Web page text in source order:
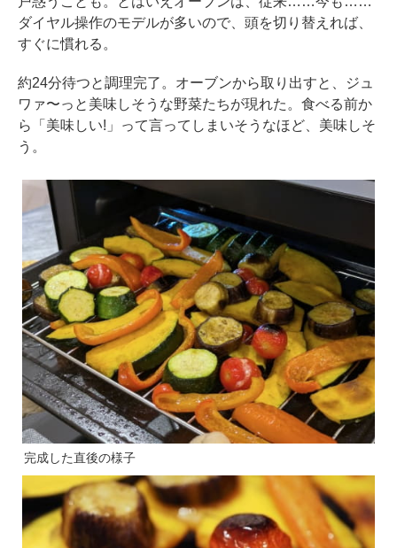
ダイヤル操作のモデルが多いので、頭を切り替えれば、
すぐに慣れる。
約24分待つと調理完了。オーブンから取り出すと、ジュ
ワァ〜っと美味しそうな野菜たちが現れた。食べる前か
ら「美味しい!」って言ってしまいそうなほど、美味しそ
う。
完成した直後の様子